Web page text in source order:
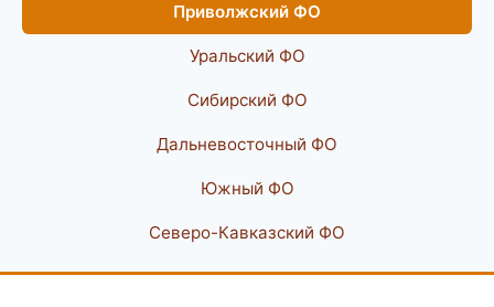
Приволжский ФО
Уральский ФО
Сибирский ФО
Дальневосточный ФО
Южный ФО
Северо-Кавказский ФО